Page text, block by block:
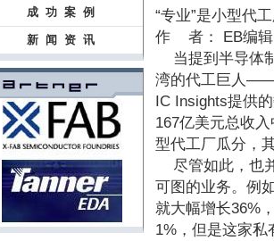
成功案例
新闻资讯
“专业”是小型代
作 者： EB编
当提到半导体
湾的代工巨人
IC Insights提供
167亿美元总收
型代工厂瓜分，
尽管如此，也
可图的业务。例
就大幅增长36%
1%，但是这家私